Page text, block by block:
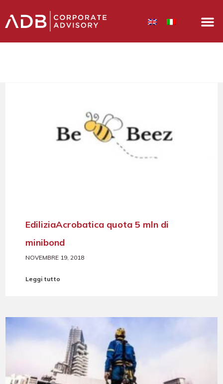
EdiliziaAcrobatica quota 5 mln di
minibond
NOVEMBRE 19, 2018
Leggi tutto